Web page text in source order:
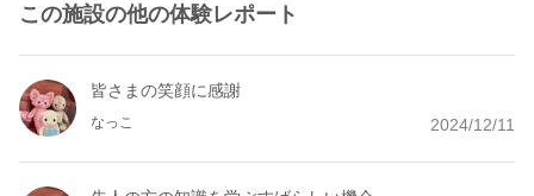
この施設の他の体験レポート
皆さまの笑顔に感謝
なっこ 2024/12/11